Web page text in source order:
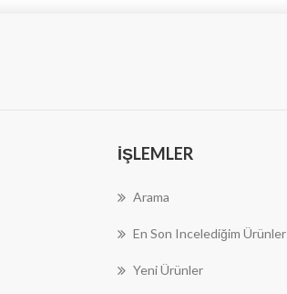
İŞLEMLER
Arama
En Son Incelediğim Ürünler
Yeni Ürünler